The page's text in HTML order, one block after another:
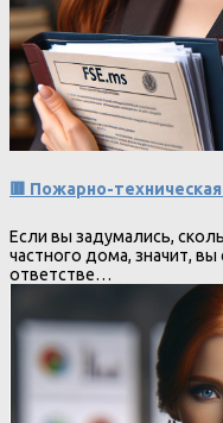
🟥 Пожарно-
Если вы задумались,
частного дома, значит,
ответстве…